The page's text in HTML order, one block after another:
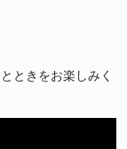
ときをお楽しみく